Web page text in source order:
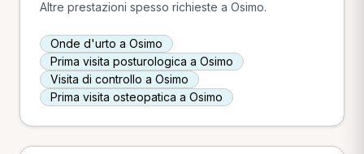
Altre prestazioni spesso richieste a Osimo.
Onde d'urto a Osimo
Prima visita posturologica a Osimo
Visita di controllo a Osimo
Prima visita osteopatica a Osimo